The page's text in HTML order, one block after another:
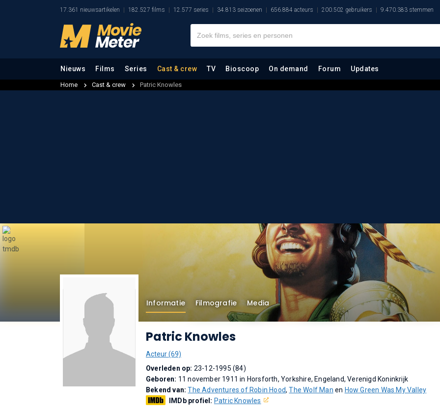
17.361 nieuwsartikelen 182.527 films 12.577 series 34.813 seizoenen 656.884 acteurs 200.502 gebruikers 9.470.383 stemmen
Nieuws Films Series Cast & crew TV Bioscoop On demand Forum Updates
Home Cast & crew Patric Knowles
Informatie Filmografie Media
Patric Knowles
Acteur (69)
Overleden op: 23-12-1995 (84)
Geboren: 11 november 1911 in Horsforth, Yorkshire, Engeland, Verenigd Koninkrijk
Bekend van:The Adventures of Robin Hood,The Wolf Man en How Green Was My Valley
IMDb profiel: Patric Knowles